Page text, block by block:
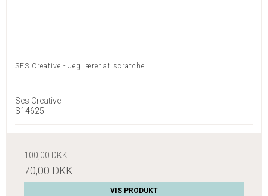
SES Creative - Jeg lærer at scratche
Ses Creative
S14625
100,00 DKK
70,00 DKK
VIS PRODUKT